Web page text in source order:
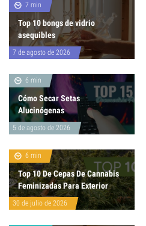
7 min
Top 10 bongs de vidrio
asequibles
7 de agosto de 2026
6 min
Cómo Secar Setas
Alucinógenas
5 de agosto de 2026
6 min
Top 10 De Cepas De Cannabis
Feminizadas Para Exterior
30 de julio de 2026